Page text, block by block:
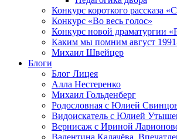
Конкурс короткого рассказа
Конкурс «Во весь голос»
Конкурс новой драматургии
Каким мы помним август
Михаил Швейцер
Блоги
Блог Лицея
Алла Нестеренко
Михаил Гольденберг
Родословная с Юлией
Видоискатель с Юлией
Вернисаж с Ириной